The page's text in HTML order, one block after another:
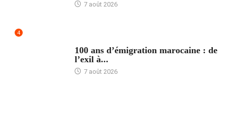
7 août 2026
4
100 ans d’émigration marocaine : de
l’exil à...
7 août 2026